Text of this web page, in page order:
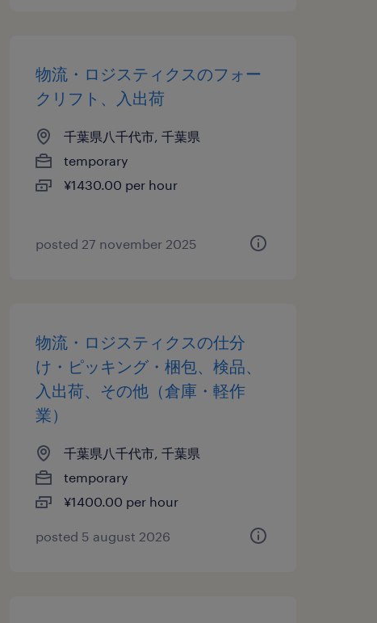
物流・ロジスティクスのフォー
クリフト、入出荷
千葉県八千代市, 千葉県
temporary
¥1430.00 per hour
posted 27 november 2025
物流・ロジスティクスの仕分
け・ピッキング・梱包、検品、
入出荷、その他（倉庫・軽作
業）
千葉県八千代市, 千葉県
temporary
¥1400.00 per hour
posted 5 august 2026